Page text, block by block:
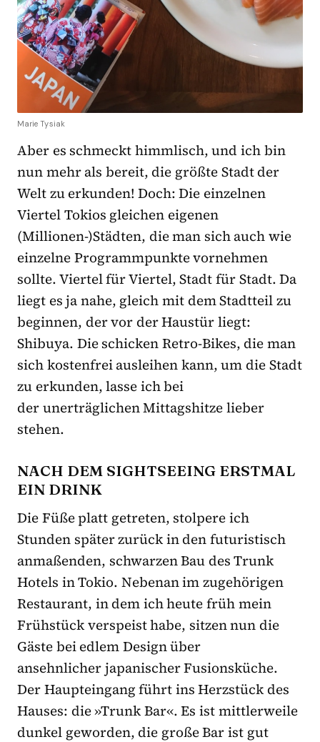
Marie Tysiak
Aber es schmeckt himmlisch, und ich bin
nun mehr als bereit, die größte Stadt der
Welt zu erkunden! Doch: Die einzelnen
Viertel Tokios gleichen eigenen
(Millionen-)Städten, die man sich auch wie
einzelne Programmpunkte vornehmen
sollte. Viertel für Viertel, Stadt für Stadt. Da
liegt es ja nahe, gleich mit dem Stadtteil zu
beginnen, der vor der Haustür liegt:
Shibuya. Die schicken Retro-Bikes, die man
sich kostenfrei ausleihen kann, um die Stadt
zu erkunden, lasse ich bei
der unerträglichen Mittagshitze lieber
stehen.
NACH DEM SIGHTSEEING ERSTMAL
EIN DRINK
Die Füße platt getreten, stolpere ich
Stunden später zurück in den futuristisch
anmaßenden, schwarzen Bau des Trunk
Hotels in Tokio. Nebenan im zugehörigen
Restaurant, in dem ich heute früh mein
Frühstück verspeist habe, sitzen nun die
Gäste bei edlem Design über
ansehnlicher japanischer Fusionsküche.
Der Haupteingang führt ins Herzstück des
Hauses: die »Trunk Bar«. Es ist mittlerweile
dunkel geworden, die große Bar ist gut